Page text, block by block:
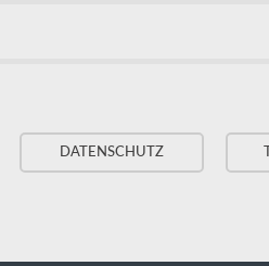
DATENSCHUTZ